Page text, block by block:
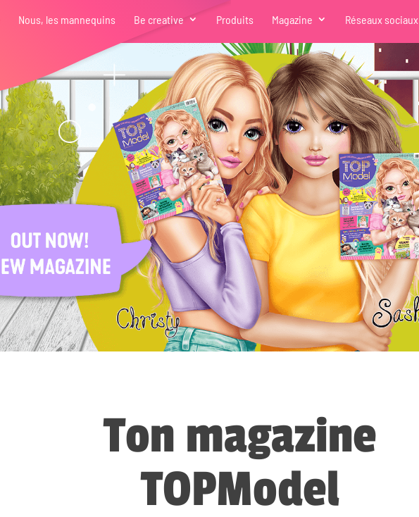
Nous, les mannequins Be creative Produits Magazine Réseaux sociaux
Ton magazine
TOPModel